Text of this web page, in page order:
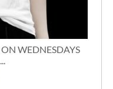
WEDNESDAYS